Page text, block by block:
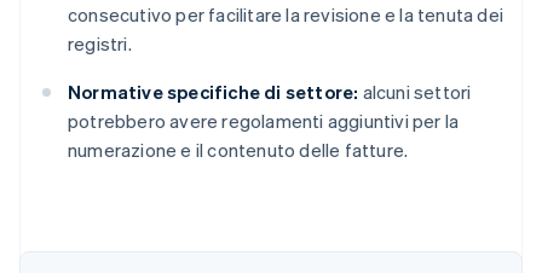
consecutivo per facilitare la revisione e la tenuta dei
registri.
Normative specifiche di settore: alcuni settori
potrebbero avere regolamenti aggiuntivi per la
numerazione e il contenuto delle fatture.
Austria